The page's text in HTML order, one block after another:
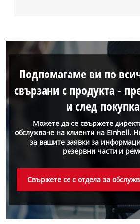
Можете да се свържете
обслужване на клиенти на Einhell.
за вашите заявки за
резервни части и
Подпомагаме ви по
свързани с продукта -
и след
Свържете се с отдела за